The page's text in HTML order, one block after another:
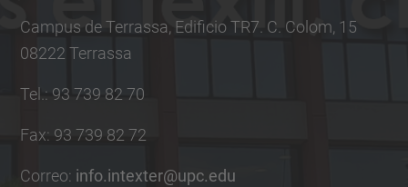
Campus de Terrassa, Edificio TR7. C. Colom, 15
08222 Terrassa
Tel. : 93 739 82 70
Fax: 93 739 82 72
Correo: info.intexter@upc.edu